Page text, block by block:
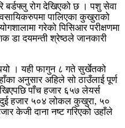
बर्डफ्लु रोग देखिएको छ । पशु सेवा
पालिएका कुखुराको
गरेको पिसिआर परीक्षणमा
डा दयमन्ती श्रेष्ठले जानकारी
। यही फागुन ८ गते सुर्खेतको
अनुसार अहिले सो ठाउँलाई पूर्ण
पाँच हजार ६५७ लेयर्स
हजार ५०४ लोकल कुखुरा, ५०
केजी दाना नष्ट गरिएको उहाँले